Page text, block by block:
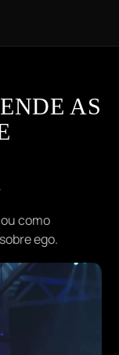
AS
como
ego.